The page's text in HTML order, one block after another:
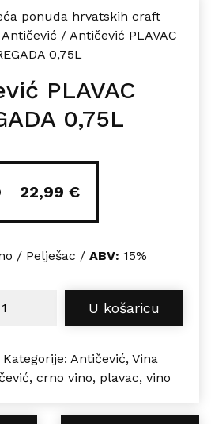
ponuda hrvatskih craft
Antičević / Antičević PLAVAC
0,75L
PLAVAC
0,75L
22,99 €
/ Pelješac / ABV: 15%
Antičević PLAVAC GREGADA 0,75L
U košaricu
Kategorije: Antičević, Vina
, crno vino, plavac, vino